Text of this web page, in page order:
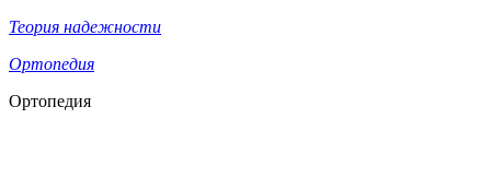
Теория надежности
Ортопедия
Ортопедия